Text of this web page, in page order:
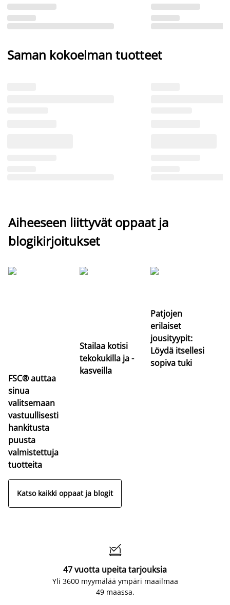
Saman kokoelman tuotteet
Aiheeseen liittyvät oppaat ja
blogikirjoitukset
FSC® auttaa
sinua
valitsemaan
vastuullisesti
hankitusta
puusta
valmistettuja
tuotteita
Stailaa kotisi
tekokukilla ja -
kasveilla
Patjojen
erilaiset
jousityypit:
Löydä itsellesi
sopiva tuki
Katso kaikki oppaat ja blogit

47 vuotta upeita tarjouksia
Yli 3600 myymälää ympäri maailmaa
49 maassa.